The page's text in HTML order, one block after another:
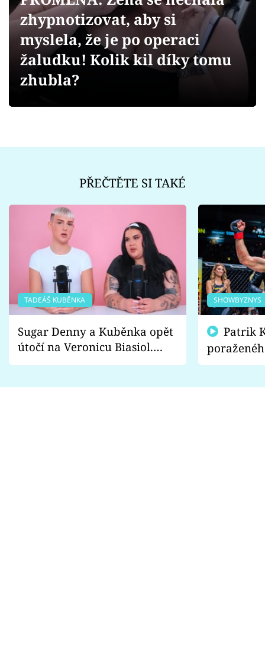
Videa
Sledujte prima+
zhypnotizovat, aby si
myslela, že je po operaci
žaludku! Kolik kil díky tomu
zhubla?
PŘEČTĚTE SI TAKÉ
TADEÁŠ KUBĚNKA
Sugar Denny a Kuběnka opět
útočí na Veronicu Biasiol.
Proč je podle nich falešná a
SHOWBYZNYS
fanoušci